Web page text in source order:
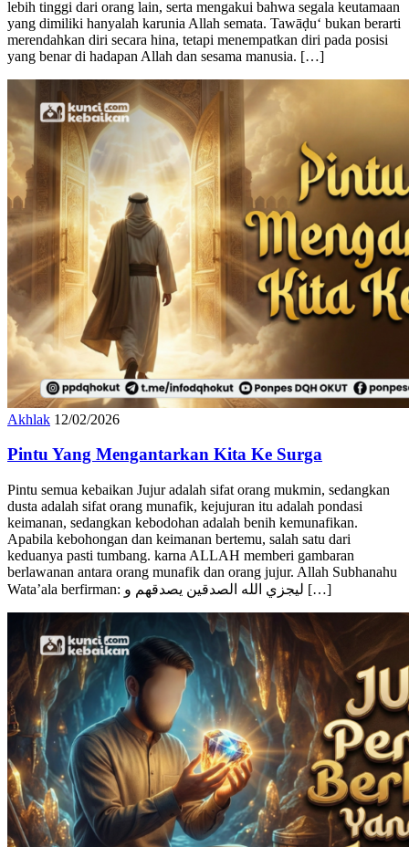
lebih tinggi dari orang lain, serta mengakui bahwa segala keutamaan
yang dimiliki hanyalah karunia Allah semata. Tawāḍu‘ bukan berarti
merendahkan diri secara hina, tetapi menempatkan diri pada posisi
yang benar di hadapan Allah dan sesama manusia. […]
Akhlak 12/02/2026
Pintu Yang Mengantarkan Kita Ke Surga
Pintu semua kebaikan Jujur adalah sifat orang mukmin, sedangkan
dusta adalah sifat orang munafik, kejujuran itu adalah pondasi
keimanan, sedangkan kebodohan adalah benih kemunafikan.
Apabila kebohongan dan keimanan bertemu, salah satu dari
keduanya pasti tumbang. karna ALLAH memberi gambaran
berlawanan antara orang munafik dan orang jujur. Allah Subhanahu
Wata’ala berfirman: ليجزي الله الصدقين يصدقهم و […]